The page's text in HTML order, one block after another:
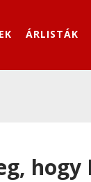
ÁRLISTÁK
hogy